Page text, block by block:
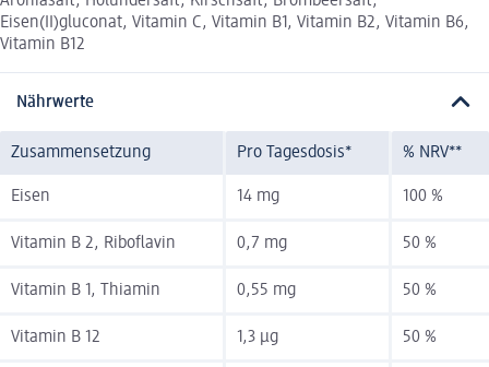
Eisen(II)gluconat, Vitamin C, Vitamin B1, Vitamin B2, Vitamin B6,
Vitamin B12
Nährwerte
Zusammensetzung Pro Tagesdosis* % NRV**
Eisen 14 mg 100 %
Vitamin B 2, Riboflavin 0,7 mg 50 %
Vitamin B 1, Thiamin 0,55 mg 50 %
Vitamin B 12 1,3 µg 50 %